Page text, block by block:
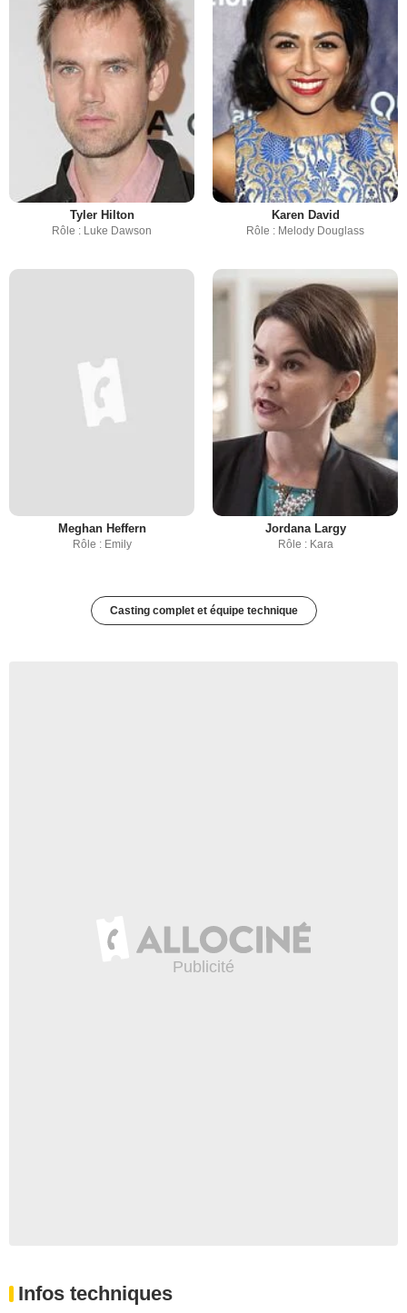
Tyler Hilton
Rôle : Luke Dawson
Karen David
Rôle : Melody Douglass
Meghan Heffern
Rôle : Emily
Jordana Largy
Rôle : Kara
Casting complet et équipe technique
Infos techniques